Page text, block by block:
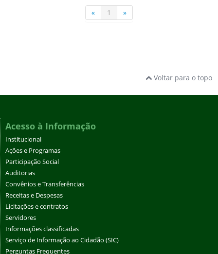
Voltar para o topo
Acesso à Informação
Institucional
Ações e Programas
Participação Social
Auditorias
Convênios e Transferências
Receitas e Despesas
Licitações e contratos
Servidores
Informações classificadas
Serviço de Informação ao Cidadão (SIC)
Perguntas Frequentes